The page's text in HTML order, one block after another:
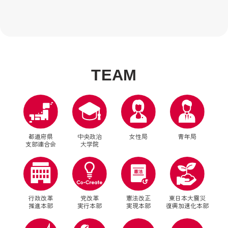
自民党大分政治学院（大分）
ふるさとリーダー育成塾かごんま造士館（鹿児島）
Okinawa政治大学校-夢・志道場-（沖縄）
TEAM
都道府県
支部連合会
中央政治
大学院
女性局 青年局
行政改革
推進本部
党改革
実行本部
憲法改正
実現本部
東日本大震災
復興加速化本部
別ウィンドウリンク 別ウィンドウリンク